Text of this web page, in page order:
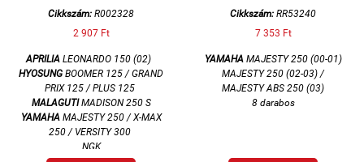
Cikkszám: R002328
2 907 Ft
APRILIA LEONARDO 150 (02)
HYOSUNG BOOMER 125 / GRAND
PRIX 125 / PLUS 125
MALAGUTIMADISON 250 S
YAMAHA MAJESTY 250 / X-MAX
250 / VERSITY 300
NGK
Cikkszám: RR53240
7 353 Ft
YAMAHA MAJESTY 250 (00-01)
MAJESTY 250 (02-03) /
MAJESTY ABS 250 (03)
8 darabos